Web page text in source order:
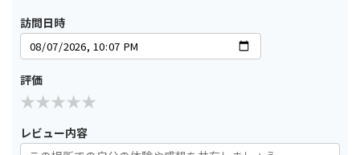
訪問日時
評価
レビュー内容